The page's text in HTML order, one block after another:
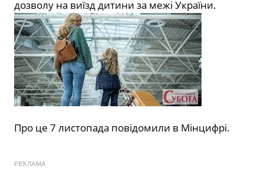
дозволу на виїзд дитини за межі України.
Про це 7 листопада повідомили в Мінцифрі.
РЕКЛАМА